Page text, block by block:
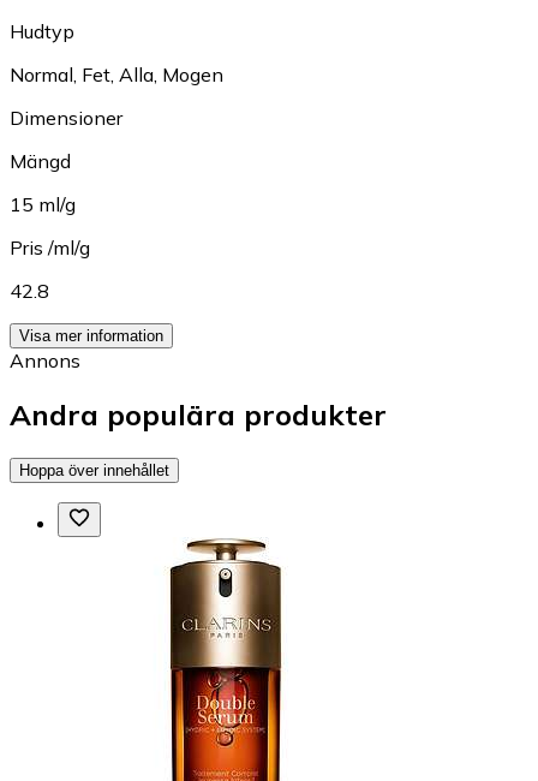
Hudtyp
Normal, Fet, Alla, Mogen
Dimensioner
Mängd
15 ml/g
Pris /ml/g
42.8
Visa mer information
Annons
Andra populära produkter
Hoppa över innehållet